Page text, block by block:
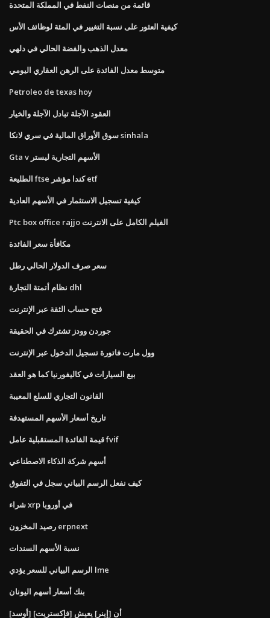
قائمة من منصات النفط في المملكة المتحدة
كيفية العثور على نسبة التغيير في المئة لوظائف الأس
معدل الذهب والفضة الحالي في دلهي
متوسط ​​معدل الفائدة على الرهن العقاري اليومي
Petroleo de texas hoy
العقود الآجلة تبادل الآجلة والخيار
سوق الأوراق المالية في سري لانكا sinhala
Gta v الأسهم التجارية ليستر
الطليعة ftse كندا مؤشر etf
كيفية تسجيل الاستثمار في الأسهم العادية
Ptc box office rajjo الفيلم الكامل على الانترنت
مكافأة سعر الفائدة
سعر صرف الدولار الحالي رطل
نظام أتمتة التجارة dhl
فتح حساب الثقة عبر الإنترنت
جوردن وودز تشترك في الحقيقة
وول مارت فاتورة تسجيل الدخول عبر الإنترنت
بيع السيارات في كاليفورنيا كما هو العقد
القانون التجاري للسلع المعيبة
تاريخ أسعار الأسهم المستهدفة
قيمة الفائدة المستقبلية عامل fvif
أسهم شركة الذكاء الاصطناعي
كيف نفعل الرسم البياني سجل في التفوق
شراء xrp في أوروبا
رصيد المخزون erpnext
نسبة الأسهم السندات
الرسم البياني للسعر يؤدي lme
بنك أسعار أسهم اليونان
[أوسد] أن [إينر] يعيش [فإكستريت]